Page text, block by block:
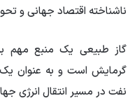
ناشناخته اقتصاد جهانی و
گاز طبیعی یک منبع مهم
گرمایش است و به عنوان
نفت در مسیر انتقال انرژی